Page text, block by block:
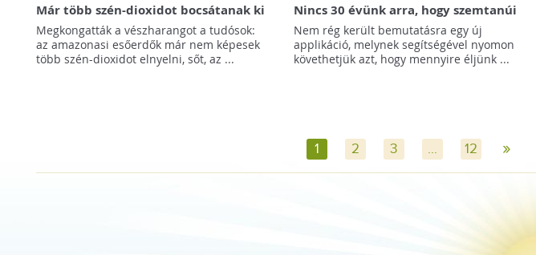
Már több szén-dioxidot bocsátanak ki
az amazonasi erdők, mint amennyit
elnyelnek
Megkongatták a vészharangot a tudósok:
az amazonasi esőerdők már nem képesek
több szén-dioxidot elnyelni, sőt, az ...
Nincs 30 évünk arra, hogy szemtanúi
legyünk környezetünket romboló
szokásaink hatásainak
Nem rég került bemutatásra egy új
applikáció, melynek segítségével nyomon
követhetjük azt, hogy mennyire éljünk ...
1 2 3 ... 12 »